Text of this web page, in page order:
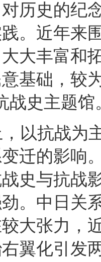
历史的纪
。近年来
大丰富和
基础，较
战史主题馆
以抗战为
迁的影响
史与抗战
。中日关
大张力，
翼化引发